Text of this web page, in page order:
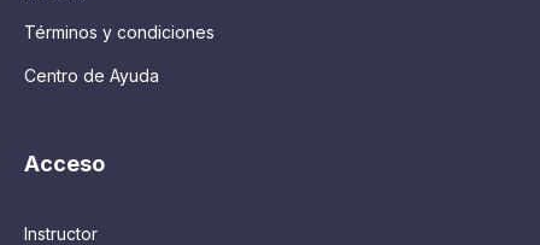
Términos y condiciones
Centro de Ayuda
Acceso
Instructor